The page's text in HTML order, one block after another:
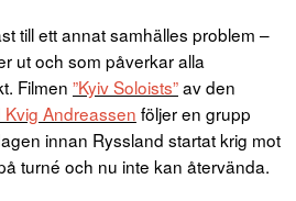
till ett annat samhälles problem –
ut och som påverkar alla
Filmen ”Kyiv Soloists”av den
Kvig Andreassen följer en grupp
innan Ryssland startat krig mot
turné och nu inte kan återvända.